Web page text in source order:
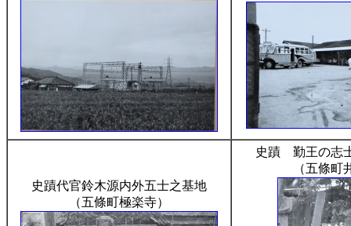
史蹟代官鈴木源内外五士之基地
（五條町極楽寺）
史蹟 勤王の志
（五條町